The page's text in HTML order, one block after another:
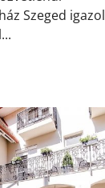
Szeged igazol